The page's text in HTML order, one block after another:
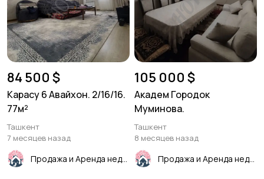
84 500 $
Карасу 6 Авайхон. 2/16/16.
77м²
Ташкент
7 месяцев назад
105 000 $
Академ Городок
Муминова.
Ташкент
8 месяцев назад